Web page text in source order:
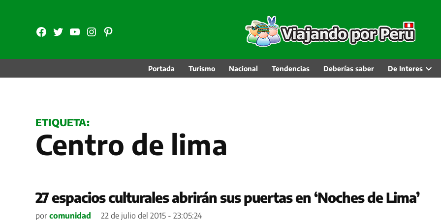
contenidoFB TW YouTubeInstagram
Pinterest
Portada Turismo Nacional Tendencias Deberías saber De Interes
ETIQUETA:
Centro de lima
27 espacios culturales abrirán sus puertas en ‘Noches de Lima’
por comunidad 22 de julio del 2015 - 23:05:24